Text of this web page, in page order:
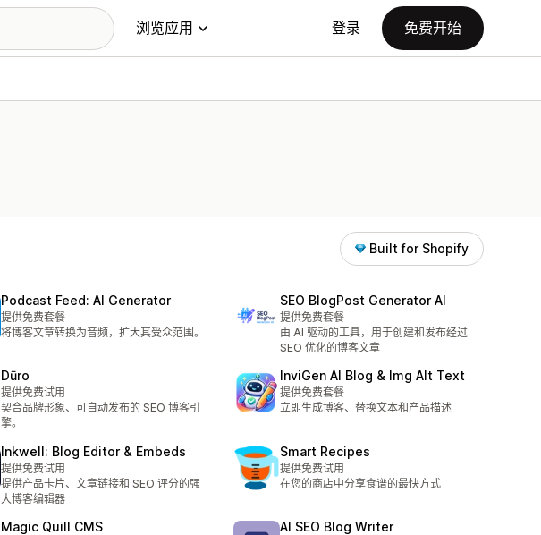
浏览应用 登录 免费开始
Built for Shopify
Podcast Feed: AI Generator
提供免费套餐
将博客文章转换为音频，扩大其受众范围。
SEO BlogPost Generator AI
提供免费套餐
由 AI 驱动的工具，用于创建和发布经过
SEO 优化的博客文章
Dūro
提供免费试用
契合品牌形象、可自动发布的 SEO 博客引
擎。
InviGen AI Blog & Img Alt Text
提供免费套餐
立即生成博客、替换文本和产品描述
Inkwell: Blog Editor & Embeds
提供免费试用
提供产品卡片、文章链接和 SEO 评分的强
大博客编辑器
Smart Recipes
提供免费试用
在您的商店中分享食谱的最快方式
Magic Quill CMS AI SEO Blog Writer